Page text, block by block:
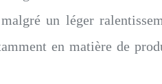
un léger
en matière de